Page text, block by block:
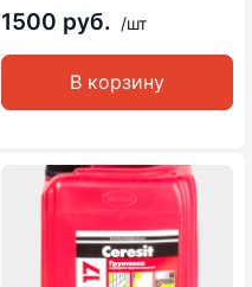
1500 руб. /шт
В корзину